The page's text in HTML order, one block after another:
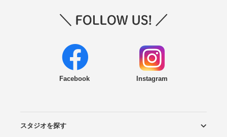
Facebook Instagram
スタジオを探す